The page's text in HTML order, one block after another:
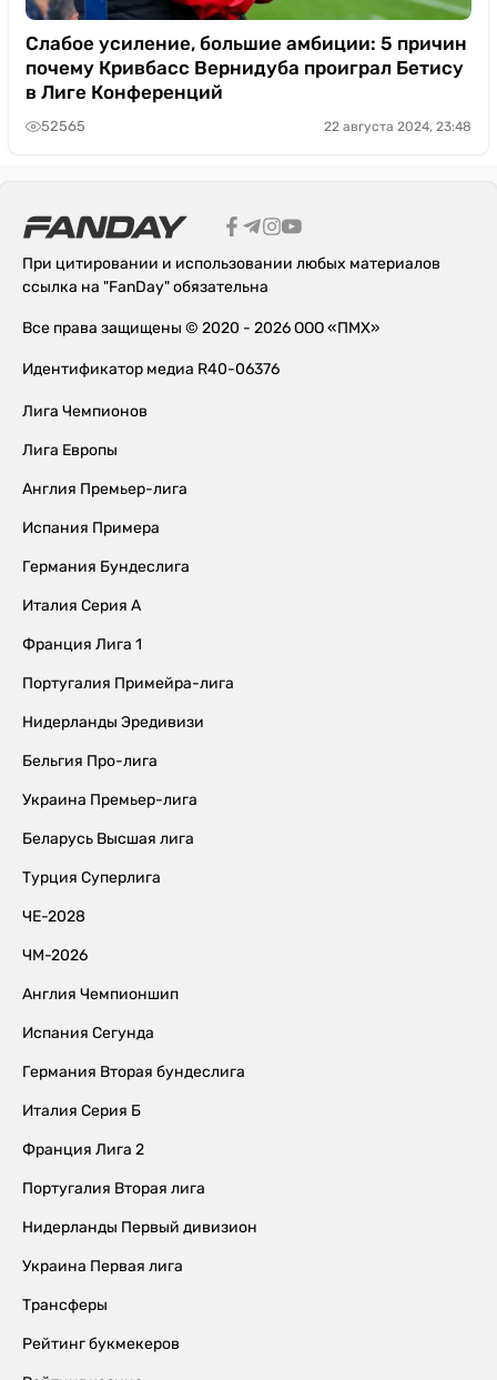
Слабое усиление, большие амбиции: 5 причин
почему Кривбасс Вернидуба проиграл Бетису
в Лиге Конференций
52565 22 августа 2024, 23:48
При цитировании и использовании любых материалов
ссылка на "FanDay" обязательна
Все права защищены © 2020 - 2026 ООО «ПМХ»
Идентификатор медиа R40-06376
Лига Чемпионов
Лига Европы
Англия Премьер-лига
Испания Примера
Германия Бундеслига
Италия Серия А
Франция Лига 1
Португалия Примейра-лига
Нидерланды Эредивизи
Бельгия Про-лига
Украина Премьер-лига
Беларусь Высшая лига
Турция Суперлига
ЧЕ-2028
ЧМ-2026
Англия Чемпионшип
Испания Сегунда
Германия Вторая бундеслига
Италия Серия Б
Франция Лига 2
Португалия Вторая лига
Нидерланды Первый дивизион
Украина Первая лига
Трансферы
Рейтинг букмекеров